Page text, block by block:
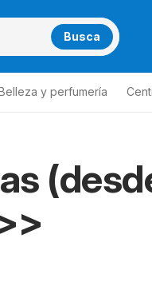
Busca
y perfumería